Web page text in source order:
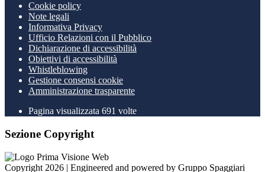
Cookie policy
Note legali
Informativa Privacy
Ufficio Relazioni con il Pubblico
Dichiarazione di accessibilità
Obiettivi di accessibilità
Whistleblowing
Gestione consensi cookie
Amministrazione trasparente
Pagina visualizzata 691 volte
Sezione Copyright
Copyright 2026 | Engineered and powered by Gruppo Spaggiari